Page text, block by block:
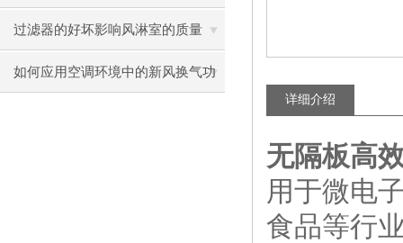
过滤器的好坏影响风淋室的质量
如何应用空调环境中的新风换气功
详细介绍
无隔板高
用于微电
食品等行